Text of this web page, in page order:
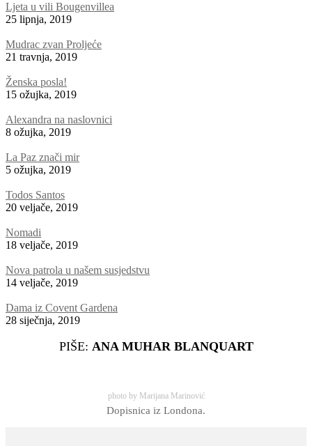
Ljeta u vili Bougenvillea
25 lipnja, 2019
Mudrac zvan Proljeće
21 travnja, 2019
Ženska posla!
15 ožujka, 2019
Alexandra na naslovnici
8 ožujka, 2019
La Paz znači mir
5 ožujka, 2019
Todos Santos
20 veljače, 2019
Nomadi
18 veljače, 2019
Nova patrola u našem susjedstvu
14 veljače, 2019
Dama iz Covent Gardena
28 siječnja, 2019
PIŠE: ANA MUHAR BLANQUART
photo by Marijana Marinović
Dopisnica iz Londona.